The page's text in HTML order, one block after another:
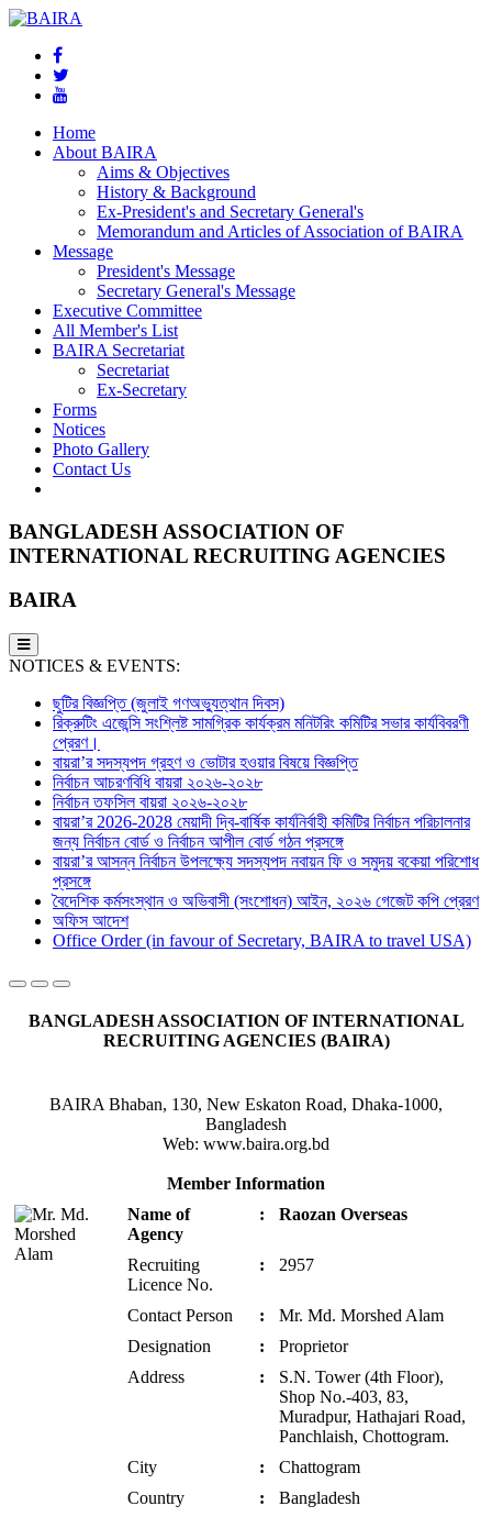
Home
About BAIRA
Aims & Objectives
History & Background
Ex-President's and Secretary General's
Memorandum and Articles of Association of BAIRA
Message
President's Message
Secretary General's Message
Executive Committee
All Member's List
BAIRA Secretariat
Secretariat
Ex-Secretary
Forms
Notices
Photo Gallery
Contact Us
BANGLADESH ASSOCIATION OF
INTERNATIONAL RECRUITING AGENCIES
BAIRA
NOTICES & EVENTS:
ছুটির বিজ্ঞপ্তি (জুলাই গণঅভ্যুত্থান দিবস)
রিক্রুটিং এজেন্সি সংশ্লিষ্ট সামগ্রিক কার্যক্রম মনিটরিং কমিটির সভার কার্যবিবরণী
প্রেরণ।
বায়রা’র সদস্যপদ গ্রহণ ও ভোটার হওয়ার বিষয়ে বিজ্ঞপ্তি
নির্বাচন আচরণবিধি বায়রা ২০২৬-২০২৮
নির্বাচন তফসিল বায়রা ২০২৬-২০২৮
বায়রা’র 2026-2028 মেয়াদী দ্বি-বার্ষিক কার্যনির্বাহী কমিটির নির্বাচন পরিচালনার
জন্য নির্বাচন বোর্ড ও নির্বাচন আপীল বোর্ড গঠন প্রসঙ্গে
বায়রা’র আসন্ন নির্বাচন উপলক্ষ্যে সদস্যপদ নবায়ন ফি ও সমুদয় বকেয়া পরিশোধ
প্রসঙ্গে
বৈদেশিক কর্মসংস্থান ও অভিবাসী (সংশোধন) আইন, ২০২৬ গেজেট কপি প্রেরণ
অফিস আদেশ
Office Order (in favour of Secretary, BAIRA to travel USA)
BANGLADESH ASSOCIATION OF INTERNATIONAL
RECRUITING AGENCIES (BAIRA)
BAIRA Bhaban, 130, New Eskaton Road, Dhaka-1000,
Bangladesh
Web: www.baira.org.bd
Member Information
Name of
Agency
: Raozan Overseas
Recruiting
Licence No.
: 2957
Contact Person :
Mr. Md. Morshed Alam
Designation
:
Proprietor
Address
:
S.N. Tower (4th Floor),
Shop No.-403, 83,
Muradpur, Hathajari Road,
Panchlaish, Chottogram.
City
:
Chattogram
Country
:
Bangladesh